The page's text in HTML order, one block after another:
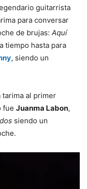
guitarrista
para conversar
de brujas: Aquí
tiempo hasta para
, siendo un
tarima al primer
fue Juanma Labon,
siendo un